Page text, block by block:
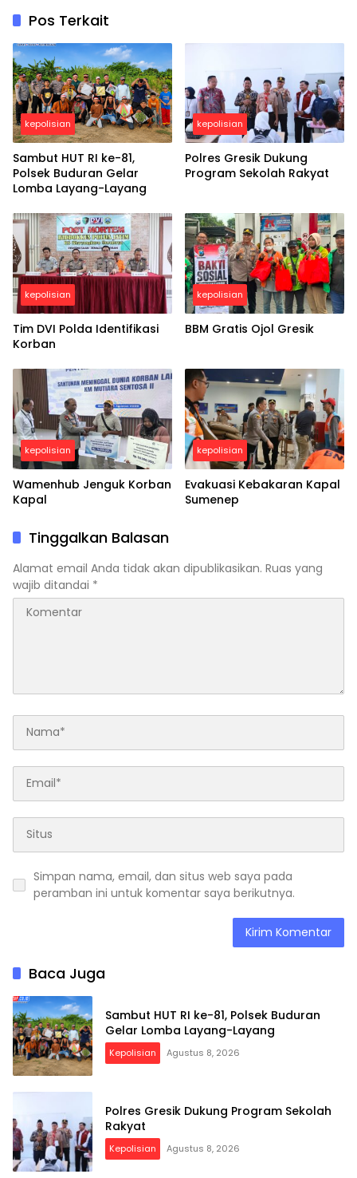
Pos Terkait
kepolisian
Sambut HUT RI ke-81,
Polsek Buduran Gelar
Lomba Layang-Layang
kepolisian
Polres Gresik Dukung
Program Sekolah Rakyat
kepolisian
Tim DVI Polda Identifikasi
Korban
kepolisian
BBM Gratis Ojol Gresik
kepolisian
Wamenhub Jenguk Korban
Kapal
kepolisian
Evakuasi Kebakaran Kapal
Sumenep
Tinggalkan Balasan
Alamat email Anda tidak akan dipublikasikan. Ruas yang
wajib ditandai *
Simpan nama, email, dan situs web saya pada
peramban ini untuk komentar saya berikutnya.
Baca Juga
Sambut HUT RI ke-81, Polsek Buduran
Gelar Lomba Layang-Layang
Kepolisian Agustus 8, 2026
Polres Gresik Dukung Program Sekolah
Rakyat
Kepolisian Agustus 8, 2026